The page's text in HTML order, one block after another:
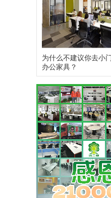
为什么不建议你去小
办公家具？